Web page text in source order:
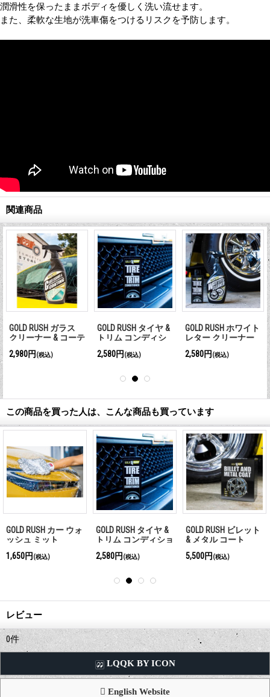
潤滑性を保ったままボディを優しく洗い流せます。
また、柔軟な生地が洗車傷をつけるリスクを予防します。
関連商品
GOLD RUSH ガラス
クリーナー & コーテ
ィング
2,980円 (税込)
GOLD RUSH タイヤ &
トリム コンディシ
ョナー
2,580円 (税込)
GOLD RUSH ホワイト
レター クリーナー
2,580円 (税込)
この商品を買った人は、こんな商品も買っています
GOLD RUSH カー ウォ
ッシュ ミット
1,650円 (税込)
GOLD RUSH タイヤ &
トリム コンディショ
ナー
2,580円 (税込)
GOLD RUSH ビレット
& メタル コート
5,500円 (税込)
レビュー
0件
LQQK BY ICON
English Website